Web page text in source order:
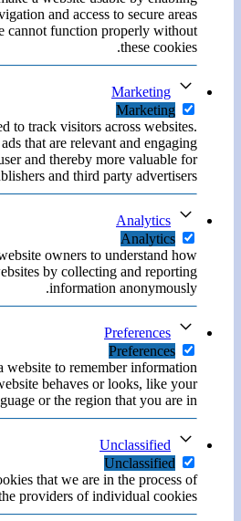
and access to secure areas
cannot function properly without
these cookies.
Marketing
Marketing
to track visitors across websites.
that are relevant and engaging
and thereby more valuable for
and third party advertisers.
Analytics
Analytics
owners to understand how
by collecting and reporting
information anonymously.
Preferences
Preferences
website to remember information
behaves or looks, like your
or the region that you are in.
Unclassified
Unclassified
that we are in the process of
providers of individual cookies.